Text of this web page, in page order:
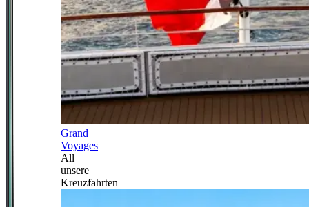
Grand
Voyages
All
unsere
Kreuzfahrten